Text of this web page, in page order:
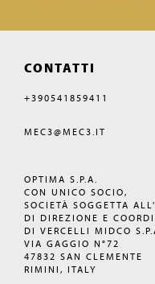
CONTATTI
+390541859411
MEC3@MEC3.IT
OPTIMA S.P.A.
CON UNICO SOCIO,
SOCIETÀ SOGGETTA
DI DIREZIONE E
DI VERCELLI MIDCO
VIA GAGGIO N°72
47832 SAN CLEMENTE
RIMINI, ITALY